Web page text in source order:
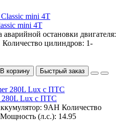
mini 4T
аварийной остановки двигателя:
Количество цилиндров: 1-
В корзину Быстрый заказ
280L Lux с ПТС
9AH Количество
Мощность (л.с.): 14.95